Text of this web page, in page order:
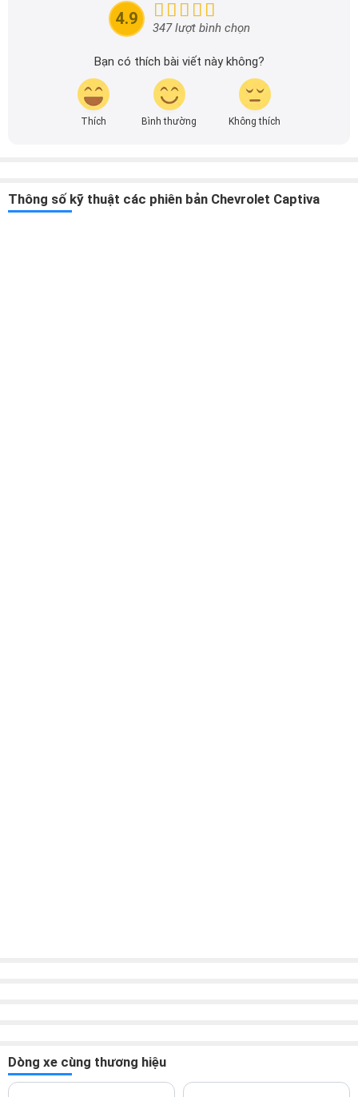
4.9 347 lượt bình chọn
Bạn có thích bài viết này không?
Thích Bình thường Không thích
Thông số kỹ thuật các phiên bản Chevrolet Captiva
Dòng xe cùng thương hiệu